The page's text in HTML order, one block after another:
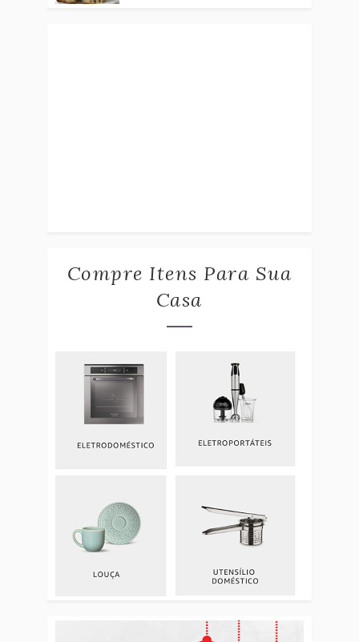
Compre Itens Para Sua
Casa